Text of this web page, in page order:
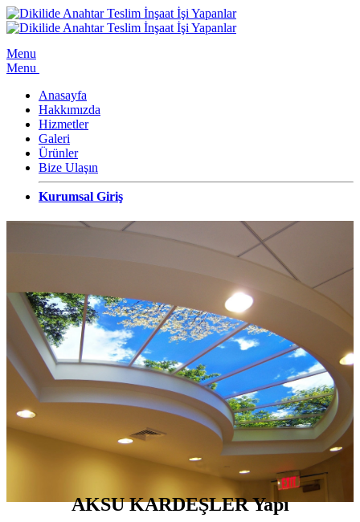
Menu
Menu
Anasayfa
Hakkımızda
Hizmetler
Galeri
Ürünler
Bize Ulaşın
Kurumsal Giriş
AKSU KARDEŞLER Yapı